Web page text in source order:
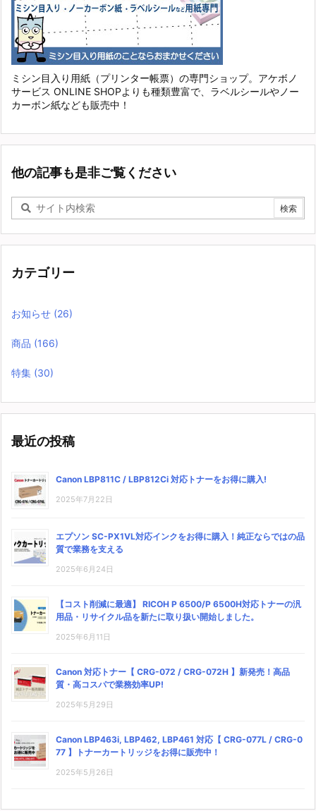
ミシン目入り用紙（プリンター帳票）の専門ショップ。アケボノ
サービス ONLINE SHOPよりも種類豊富で、ラベルシールやノー
カーボン紙なども販売中！
他の記事も是非ご覧ください
カテゴリー
お知らせ (26)
商品 (166)
特集 (30)
最近の投稿
Canon LBP811C / LBP812Ci 対応トナーをお得に購入!
2025年7月22日
エプソン SC-PX1VL対応インクをお得に購入！純正ならではの品
質で業務を支える
2025年6月24日
【コスト削減に最適】 RICOH P 6500/P 6500H対応トナーの汎
用品・リサイクル品を新たに取り扱い開始しました。
2025年6月11日
Canon 対応トナー【 CRG-072 / CRG-072H 】新発売！高品
質・高コスパで業務効率UP!
2025年5月29日
Canon LBP463i, LBP462, LBP461 対応【 CRG-077L / CRG-0
77 】トナーカートリッジをお得に販売中！
2025年5月26日